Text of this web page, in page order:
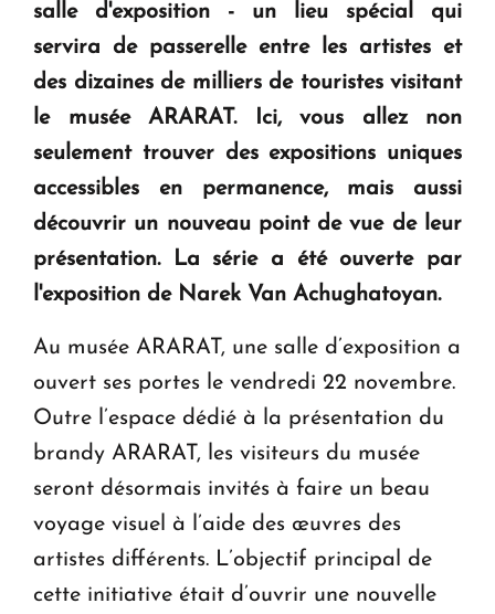
KASA : 30 ans d'audace, de résilience et d'avenir
en Arménie
Le premier hôtel Hyatt Regency d'Arménie
ouvrira ses portes à Dilijan
salle d'exposition - un lieu spécial qui
servira de passerelle entre les artistes et
des dizaines de milliers de touristes visitant
le musée ARARAT. Ici, vous allez non
seulement trouver des expositions uniques
accessibles en permanence, mais aussi
découvrir un nouveau point de vue de leur
présentation. La série a été ouverte par
l'exposition de Narek Van Achughatoyan.
Au musée ARARAT, une salle d’exposition a
ouvert ses portes le vendredi 22 novembre.
Outre l’espace dédié à la présentation du
brandy ARARAT, les visiteurs du musée
seront désormais invités à faire un beau
voyage visuel à l’aide des œuvres des
artistes différents. L’objectif principal de
cette initiative était d’ouvrir une nouvelle